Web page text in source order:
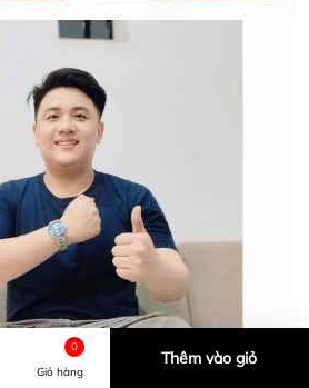
0
Giỏ hàng
Thêm vào giỏ